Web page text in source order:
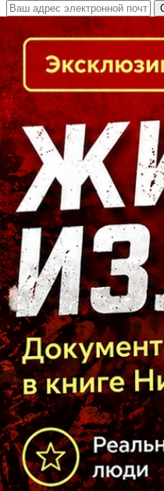
Кто есть кто в Байкальском